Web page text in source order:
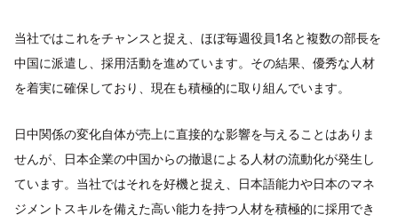
当社ではこれをチャンスと捉え、ほぼ毎週役員1名と複数の部長を
中国に派遣し、採用活動を進めています。その結果、優秀な人材
を着実に確保しており、現在も積極的に取り組んでいます。
日中関係の変化自体が売上に直接的な影響を与えることはありま
せんが、日本企業の中国からの撤退による人材の流動化が発生し
ています。当社ではそれを好機と捉え、日本語能力や日本のマネ
ジメントスキルを備えた高い能力を持つ人材を積極的に採用でき